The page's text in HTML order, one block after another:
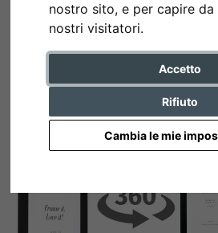
nostro sito, e per capire
nostri visitatori.
Accetto
Rifiuto
Cambia le mie